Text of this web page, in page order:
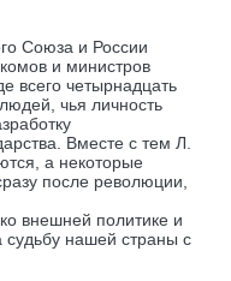
Союза и России
и министров
всего четырнадцать
чья личность
Вместе с тем Л.
а некоторые
после революции,
внешней политике и
нашей страны с